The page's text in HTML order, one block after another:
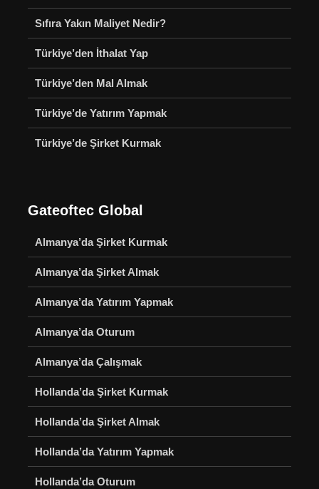
Sıfıra Yakın Maliyet Nedir?
Türkiye’den İthalat Yap
Türkiye’den Mal Almak
Türkiye’de Yatırım Yapmak
Türkiye’de Şirket Kurmak
Gateoftec Global
Almanya’da Şirket Kurmak
Almanya’da Şirket Almak
Almanya’da Yatırım Yapmak
Almanya’da Oturum
Almanya’da Çalışmak
Hollanda’da Şirket Kurmak
Hollanda’da Şirket Almak
Hollanda’da Yatırım Yapmak
Hollanda’da Oturum